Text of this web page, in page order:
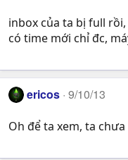
inbox của ta bị full
có time mới chỉ đc,
ericos 9/10/13
Oh để ta xem, ta